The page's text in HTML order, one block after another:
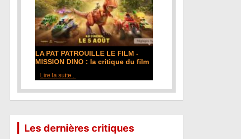
LA PAT PATROUILLE LE FILM -
MISSION DINO : la critique du film
Lire la suite...
Les dernières critiques